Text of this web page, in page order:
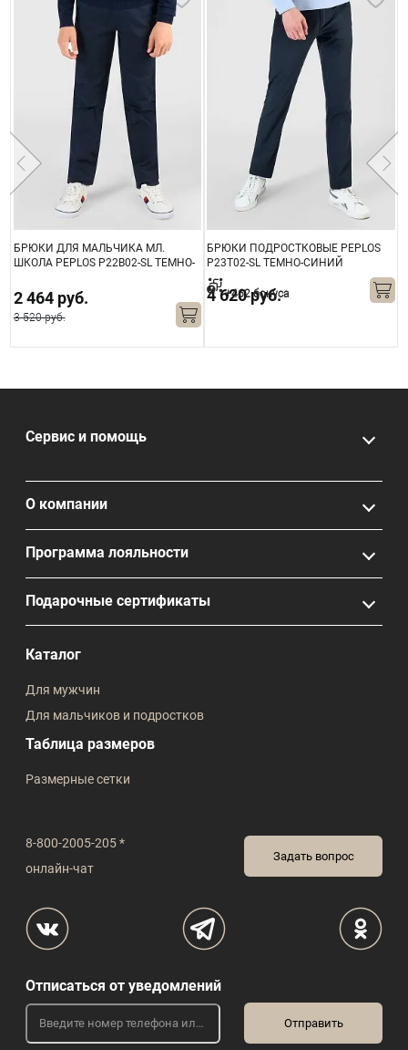
БРЮКИ ДЛЯ МАЛЬЧИКА МЛ.
ШКОЛА PEPLOS P22B02-SL ТЕМНО-
2 464 руб.
3 520 руб.
БРЮКИ ПОДРОСТКОВЫЕ PEPLOS
P23T02-SL ТЕМНО-СИНИЙ
4 620 руб.
+462 бонуса
8-800-2005-205 *
онлайн-чат
Задать вопрос
Сервис и помощь
О компании
Программа лояльности
Подарочные сертификаты
Каталог
Для мужчин
Для мальчиков и подростков
Таблица размеров
Размерные сетки
Отписаться от уведомлений